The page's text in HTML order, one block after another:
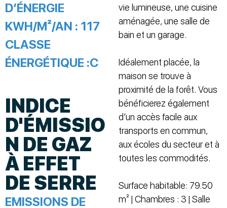
D’ÉNERGIE
KWH/M²/AN : 117
CLASSE
ÉNERGÉTIQUE :C
INDICE
D'ÉMISSIO
N DE GAZ
À EFFET
DE SERRE
EMISSIONS DE
vie lumineuse, une cuisine
aménagée, une salle de
bain et un garage.
Idéalement placée, la
maison se trouve à
proximité de la forêt. Vous
bénéficierez également
d’un accès facile aux
transports en commun,
aux écoles du secteur et à
toutes les commodités.
Surface habitable: 79.50
m² | Chambres : 3 | Salle